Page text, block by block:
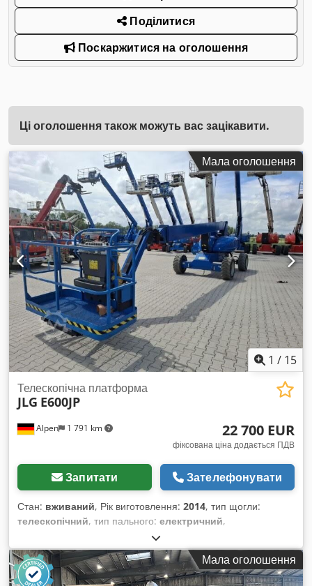
Поділитися
Поскаржитися на оголошення
Ці оголошення також можуть вас зацікавити.
Мала оголошення
1 / 15
Alpen 1 791 km
Телескопічна платформа
JLG E600JP
22 700 EUR
фіксована ціна додається ПДВ
Запитати Зателефонувати
Стан: вживаний, Рік виготовлення: 2014, тип щогли:
телескопічний, тип пального: електричний,
Вантажопідйомність: 230 кг Dodpfozp Uhlex Ab Neck
Звертайтеся до центру вживаного обладнання для
отримання додаткової інформації.
Мала оголошення